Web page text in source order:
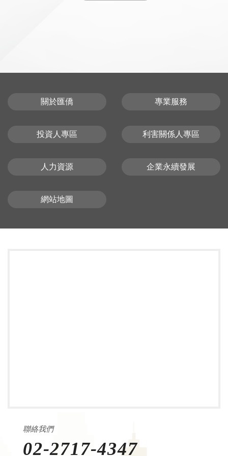
關於匯僑 專業服務
投資人專區 利害關係人專區
人力資源 企業永續發展
網站地圖
聯絡我們
02-2717-4347